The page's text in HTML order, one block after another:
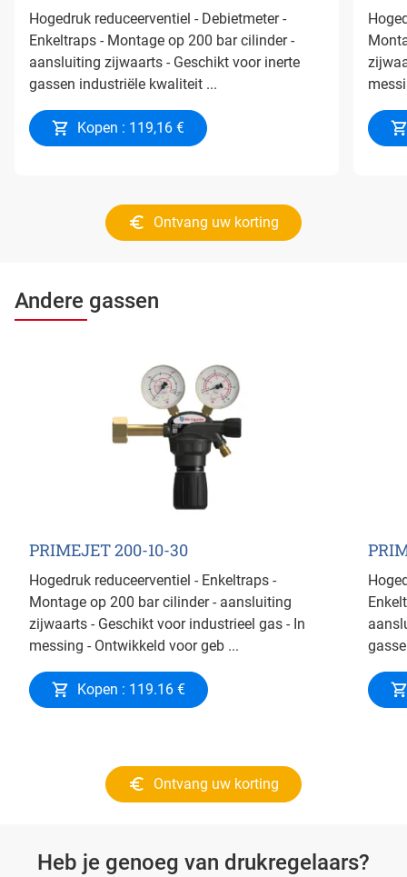
Hogedruk reduceerventiel - Debietmeter -
Enkeltraps - Montage op 200 bar cilinder -
aansluiting zijwaarts - Geschikt voor inerte
gassen industriële kwaliteit ...
Kopen : 119,16 €
Ontvang uw korting
Andere gassen
PRIMEJET 200-10-30
Hogedruk reduceerventiel - Enkeltraps -
Montage op 200 bar cilinder - aansluiting
zijwaarts - Geschikt voor industrieel gas - In
messing - Ontwikkeld voor geb ...
Kopen : 119.16 €
Ontvang uw korting
Heb je genoeg van drukregelaars?